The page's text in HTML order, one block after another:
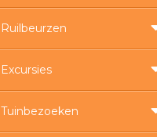
Ruilbeurzen
Excursies
Tuinbezoeken